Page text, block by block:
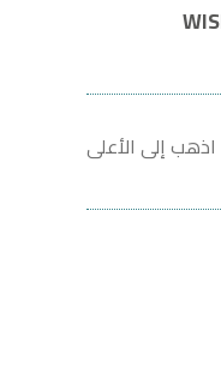
اذهب إلى الأعلى